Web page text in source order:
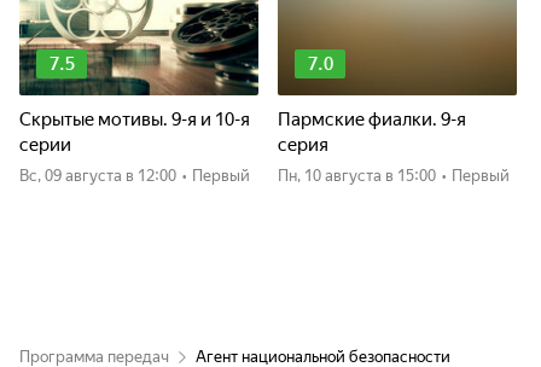
7.5
Скрытые мотивы. 9-я и 10-я
серии
вс, 09 августа в 12:00 • Первый
7.0
Пармские фиалки. 9-я
серия
пн, 10 августа в 15:00 • Первый
Программа передач Агент национальной безопасности